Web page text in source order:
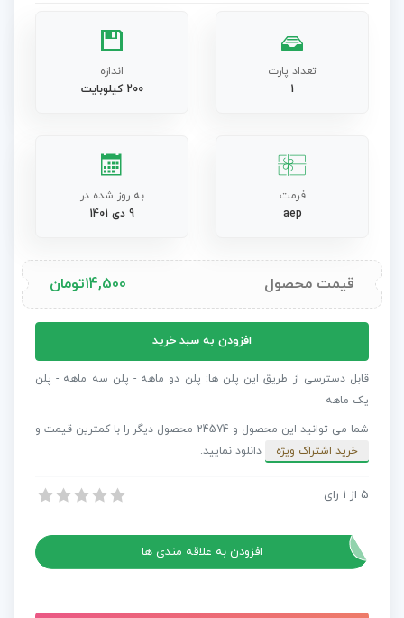
تعداد پارت
1
اندازه
200 کیلوبایت
فرمت
aep
به روز شده در
9 دی 1401
قیمت محصول 14,500تومان
ارائه
عدد
افزودن به سبد خرید
قابل دسترسی از طریق این پلن ها: پلن دو ماهه - پلن سه ماهه - پلن
یک ماهه
شما می توانید این محصول و 24574 محصول دیگر را با کمترین قیمت و
خرید اشتراک ویژه
دانلود نمایید.
پروژه افترافکت ارائه
5 از 1 رای
افزودن به علاقه مندی ها